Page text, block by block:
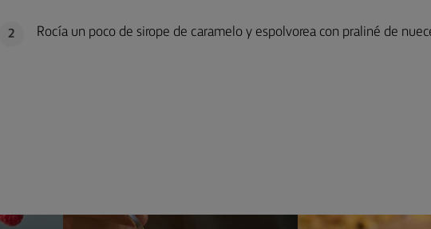
2 Rocía un poco de sirope de caramelo y espolvorea con praliné de